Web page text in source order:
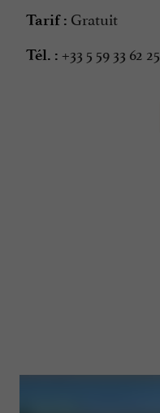
Tarif : Gratuit
Tél. : +33 5 59 33 62 25